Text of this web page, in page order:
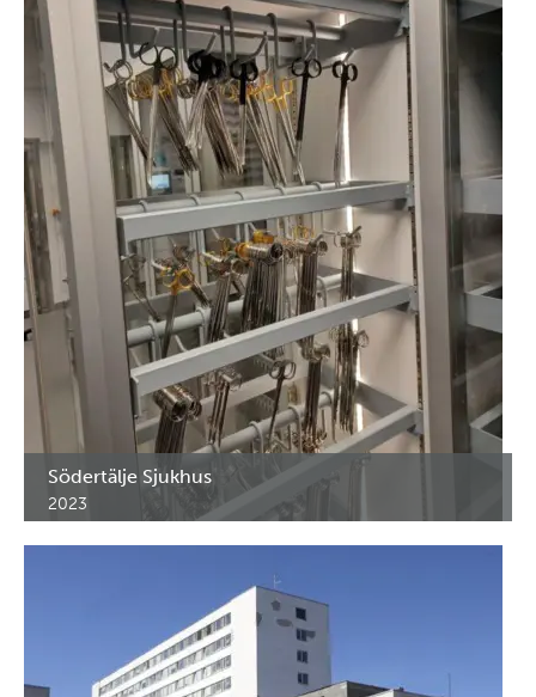
Södertälje Sjukhus
2023
Lääke- ja instrumenttikaapit Södertäljen sairaalan
välinehuollon osastolle Ruotsissa.